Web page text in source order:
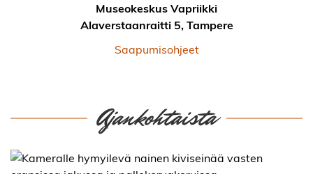
Museokeskus Vapriikki
Alaverstaanraitti 5, Tampere
Saapumisohjeet
Ajankohtaista